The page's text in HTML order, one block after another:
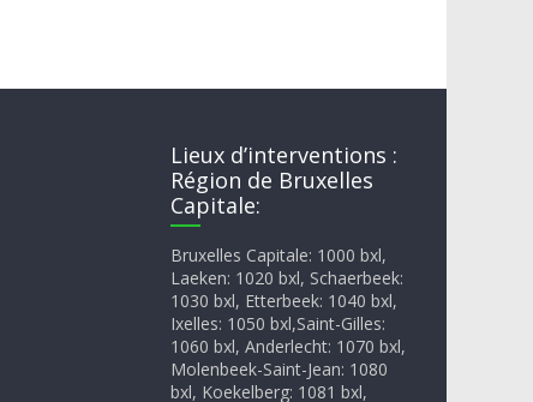
Lieux d’interventions :
Région de Bruxelles
Capitale:
Bruxelles Capitale: 1000 bxl,
Laeken: 1020 bxl, Schaerbeek:
1030 bxl, Etterbeek: 1040 bxl,
Ixelles: 1050 bxl,Saint-Gilles:
1060 bxl, Anderlecht: 1070 bxl,
Molenbeek-Saint-Jean: 1080
bxl, Koekelberg: 1081 bxl,